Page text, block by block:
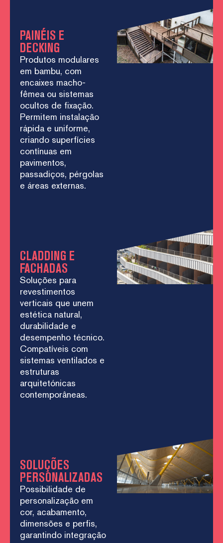
PAINÉIS E
DECKING
Produtos modulares
em bambu, com
encaixes macho-
fêmea ou sistemas
ocultos de fixação.
Permitem instalação
rápida e uniforme,
criando superfícies
contínuas em
pavimentos,
passadiços, pérgolas
e áreas externas.
CLADDING E
FACHADAS
Soluções para
revestimentos
verticais que unem
estética natural,
durabilidade e
desempenho técnico.
Compatíveis com
sistemas ventilados e
estruturas
arquitetónicas
contemporâneas.
SOLUÇÕES
PERSONALIZADAS
Possibilidade de
personalização em
cor, acabamento,
dimensões e perfis,
garantindo integração